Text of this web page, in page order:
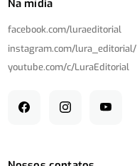
Na mídia
facebook.com/luraeditorial
instagram.com/lura_editorial/
youtube.com/c/LuraEditorial